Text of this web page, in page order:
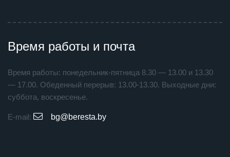
Время работы и почта
Время работы: понедельник-пятница 8.30 — 13.00 и 13.30
— 17.00. Обеденный перерыв: 13.00-13.30. Выходные дни:
суббота, воскресенье.
E-mail: bg@beresta.by